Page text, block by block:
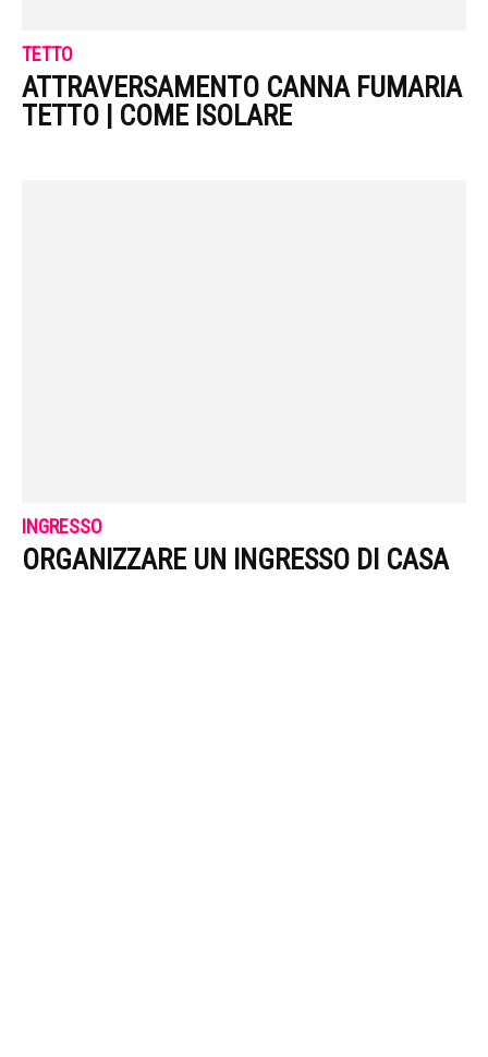
TETTO
ATTRAVERSAMENTO CANNA FUMARIA
TETTO | COME ISOLARE
INGRESSO
ORGANIZZARE UN INGRESSO DI CASA